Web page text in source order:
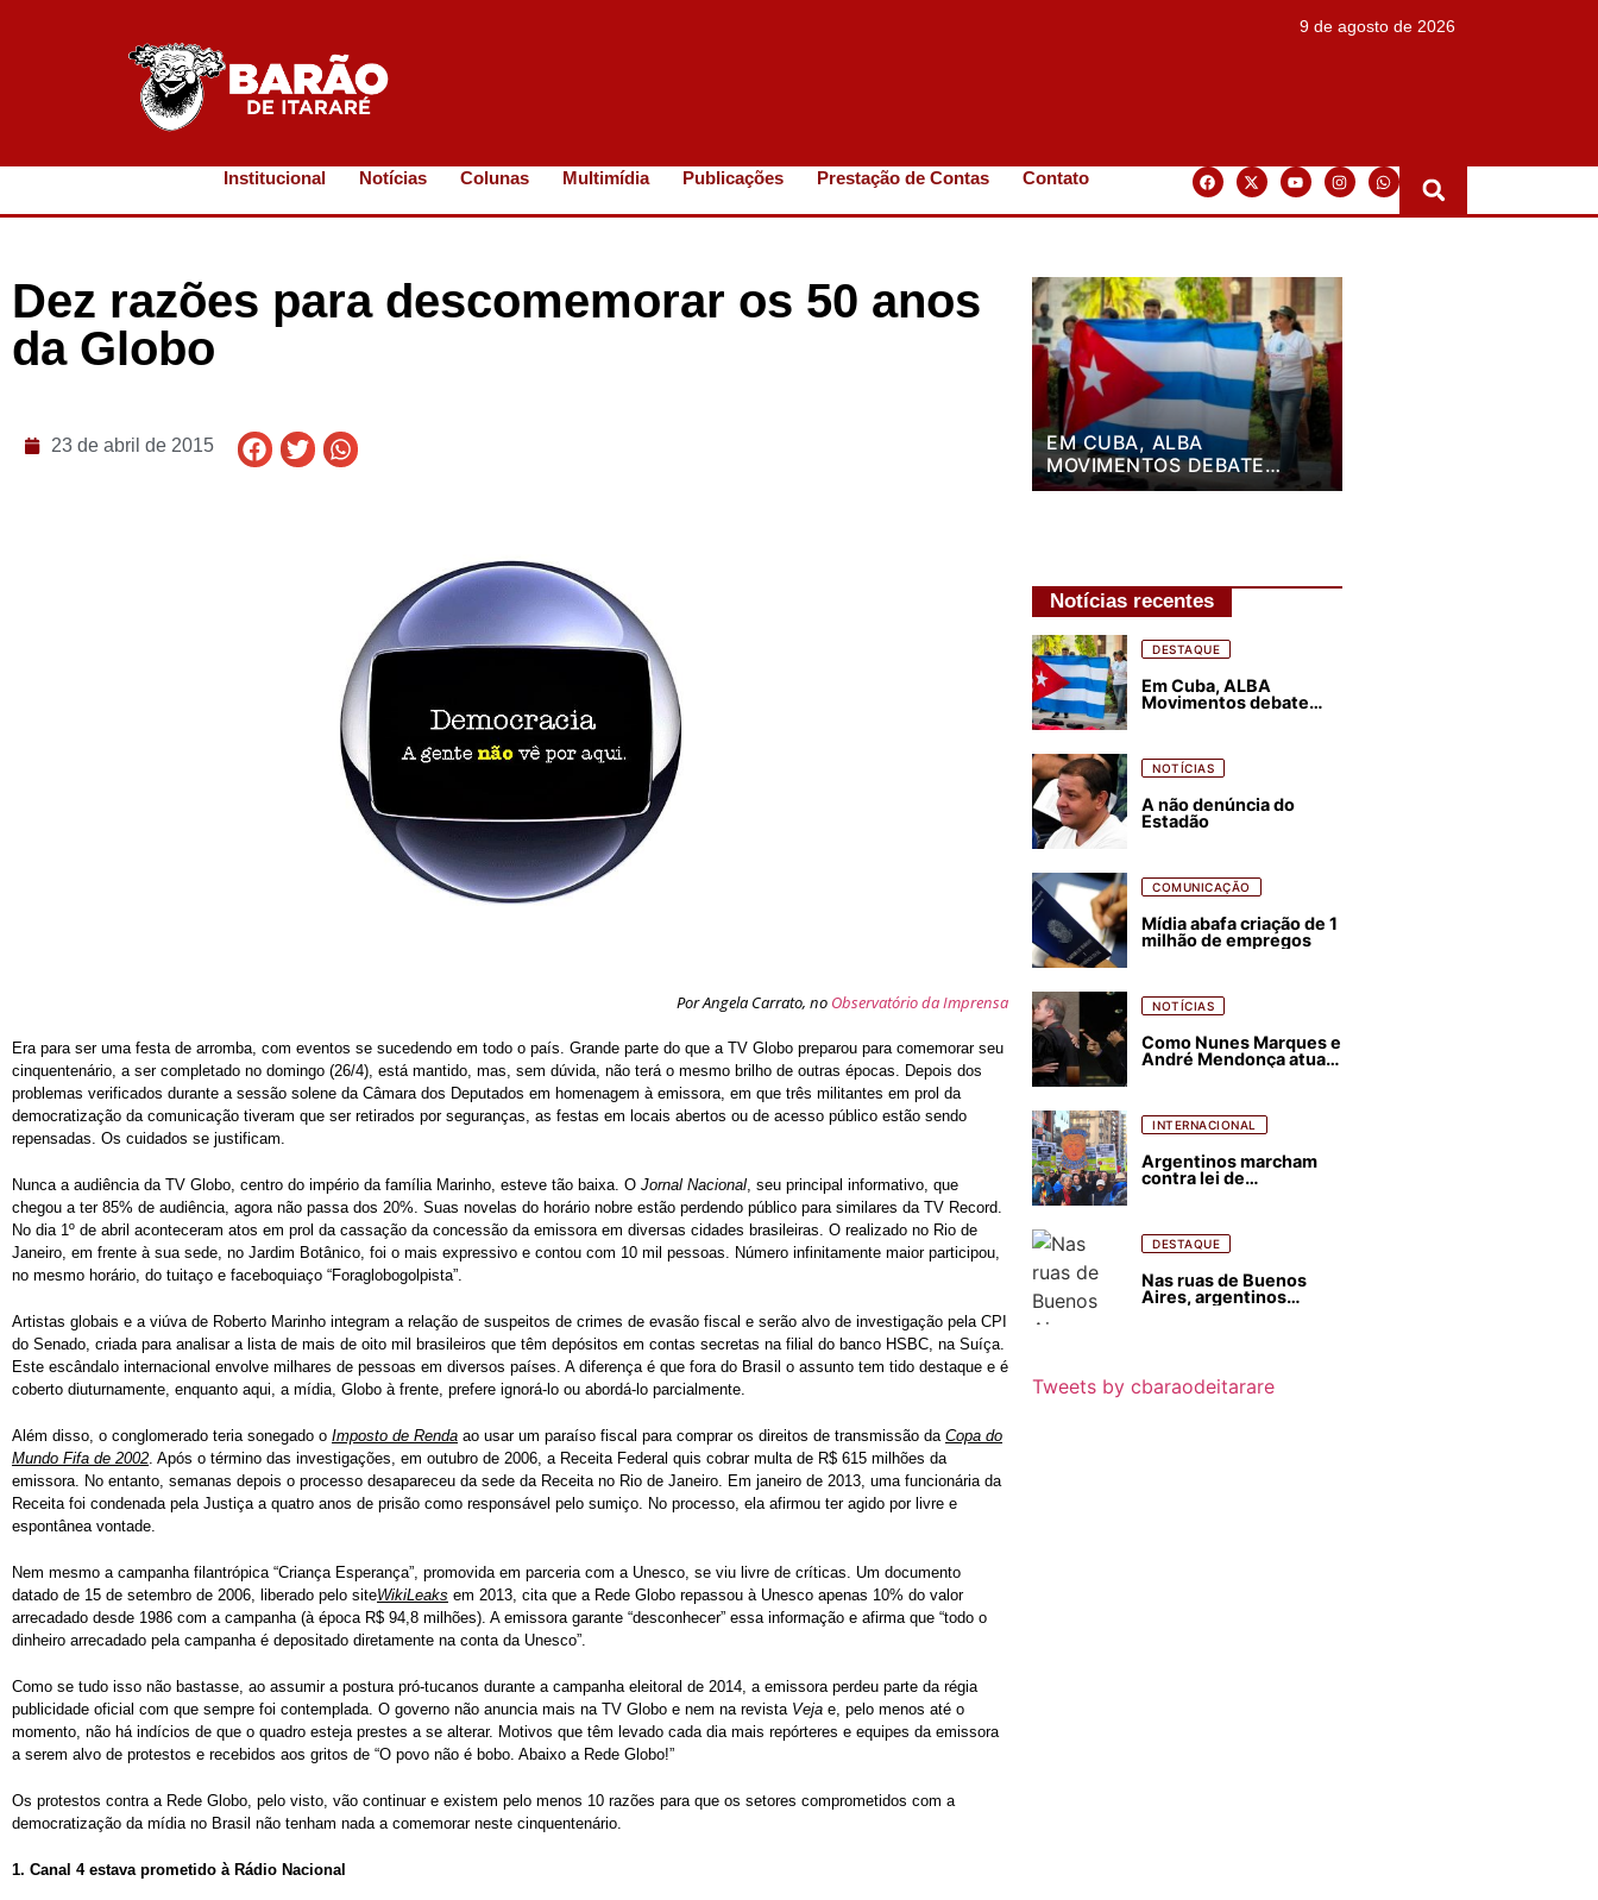
9 de agosto de 2026
Institucional Notícias Colunas Multimídia Publicações Prestação de Contas Contato
Dez razões para descomemorar os 50 anos
da Globo
23 de abril de 2015
Por Angela Carrato, no Observatório da Imprensa
Era para ser uma festa de arromba, com eventos se sucedendo em todo o país. Grande parte do que a TV Globo preparou para comemorar seu
cinquentenário, a ser completado no domingo (26/4), está mantido, mas, sem dúvida, não terá o mesmo brilho de outras épocas. Depois dos
problemas verificados durante a sessão solene da Câmara dos Deputados em homenagem à emissora, em que três militantes em prol da
democratização da comunicação tiveram que ser retirados por seguranças, as festas em locais abertos ou de acesso público estão sendo
repensadas. Os cuidados se justificam.
Nunca a audiência da TV Globo, centro do império da família Marinho, esteve tão baixa. O Jornal Nacional , seu principal informativo, que
chegou a ter 85% de audiência, agora não passa dos 20%. Suas novelas do horário nobre estão perdendo público para similares da TV Record.
No dia 1º de abril aconteceram atos em prol da cassação da concessão da emissora em diversas cidades brasileiras. O realizado no Rio de
Janeiro, em frente à sua sede, no Jardim Botânico, foi o mais expressivo e contou com 10 mil pessoas. Número infinitamente maior participou,
no mesmo horário, do tuitaço e faceboquiaço “Foraglobogolpista”.
Artistas globais e a viúva de Roberto Marinho integram a relação de suspeitos de crimes de evasão fiscal e serão alvo de investigação pela CPI
do Senado, criada para analisar a lista de mais de oito mil brasileiros que têm depósitos em contas secretas na filial do banco HSBC, na Suíça.
Este escândalo internacional envolve milhares de pessoas em diversos países. A diferença é que fora do Brasil o assunto tem tido destaque e é
coberto diuturnamente, enquanto aqui, a mídia, Globo à frente, prefere ignorá-lo ou abordá-lo parcialmente.
Além disso, o conglomerado teria sonegado o Imposto de Renda ao usar um paraíso fiscal para comprar os direitos de transmissão da Copa do
Mundo Fifa de 2002 . Após o término das investigações, em outubro de 2006, a Receita Federal quis cobrar multa de R$ 615 milhões da
emissora. No entanto, semanas depois o processo desapareceu da sede da Receita no Rio de Janeiro. Em janeiro de 2013, uma funcionária da
Receita foi condenada pela Justiça a quatro anos de prisão como responsável pelo sumiço. No processo, ela afirmou ter agido por livre e
espontânea vontade.
Nem mesmo a campanha filantrópica “Criança Esperança”, promovida em parceria com a Unesco, se viu livre de críticas. Um documento
datado de 15 de setembro de 2006, liberado pelo siteWikiLeaks em 2013, cita que a Rede Globo repassou à Unesco apenas 10% do valor
arrecadado desde 1986 com a campanha (à época R$ 94,8 milhões). A emissora garante “desconhecer” essa informação e afirma que “todo o
dinheiro arrecadado pela campanha é depositado diretamente na conta da Unesco”.
Como se tudo isso não bastasse, ao assumir a postura pró-tucanos durante a campanha eleitoral de 2014, a emissora perdeu parte da régia
publicidade oficial com que sempre foi contemplada. O governo não anuncia mais na TV Globo e nem na revista Veja e, pelo menos até o
momento, não há indícios de que o quadro esteja prestes a se alterar. Motivos que têm levado cada dia mais repórteres e equipes da emissora
a serem alvo de protestos e recebidos aos gritos de “O povo não é bobo. Abaixo a Rede Globo!”
Os protestos contra a Rede Globo, pelo visto, vão continuar e existem pelo menos 10 razões para que os setores comprometidos com a
democratização da mídia no Brasil não tenham nada a comemorar neste cinquentenário.
1. Canal 4 estava prometido à Rádio Nacional
EM CUBA, ALBA
MOVIMENTOS DEBATE
PLANO DE LUTA PARA OS
Notícias recentes
DESTAQUE
Em Cuba, ALBA
Movimentos debate
NOTÍCIAS
A não denúncia do
Estadão
COMUNICAÇÃO
Mídia abafa criação de 1
milhão de empregos
NOTÍCIAS
Como Nunes Marques e
André Mendonça atuam
INTERNACIONAL
Argentinos marcham
contra lei de
florestais
DESTAQUE
Nas ruas de Buenos
Aires, argentinos
Tweets by cbaraodeitarare